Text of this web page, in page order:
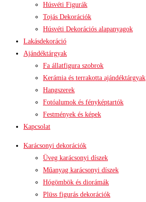
Húsvéti Figurák
Tojás Dekorációk
Húsvéti Dekorációs alapanyagok
Lakásdekoráció
Ajándéktárgyak
Fa állatfigura szobrok
Kerámia és terrakotta ajándéktárgyak
Hangszerek
Fotóalumok és fényképtartók
Festmények és képek
Kapcsolat
Karácsonyi dekorációk
Üveg karácsonyi díszek
Műanyag karácsonyi díszek
Hógömbök és diorámák
Plüss figurás dekorációk